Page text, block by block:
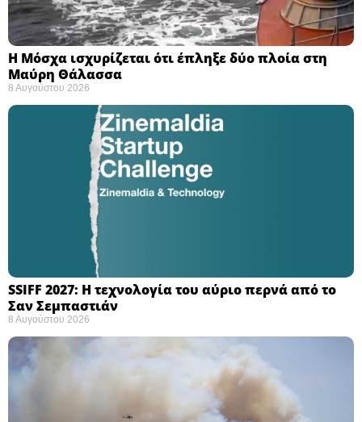
Η Μόσχα ισχυρίζεται ότι έπληξε δύο πλοία στη
Μαύρη Θάλασσα ​
8 Αυγούστου 2026
SSIFF 2027: Η τεχνολογία του αύριο περνά από το
Σαν Σεμπαστιάν ​
8 Αυγούστου 2026